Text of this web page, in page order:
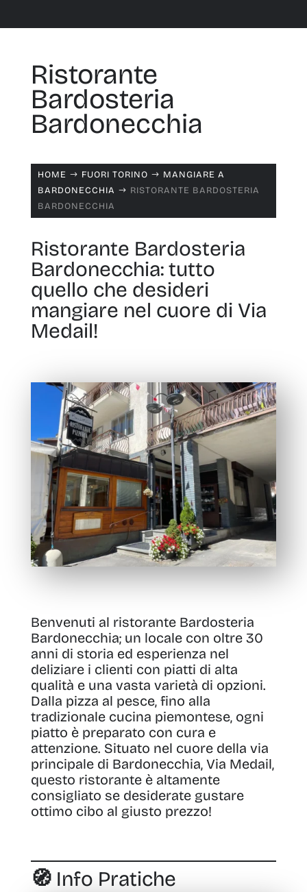
Ristorante
Bardosteria
Bardonecchia
HOME $ FUORI TORINO $ MANGIARE A
BARDONECCHIA $ RISTORANTE BARDOSTERIA
BARDONECCHIA
Ristorante Bardosteria
Bardonecchia: tutto
quello che desideri
mangiare nel cuore di Via
Medail!
Benvenuti al ristorante Bardosteria
Bardonecchia; un locale con oltre 30
anni di storia ed esperienza nel
deliziare i clienti con piatti di alta
qualità e una vasta varietà di opzioni.
Dalla pizza al pesce, fino alla
tradizionale cucina piemontese, ogni
piatto è preparato con cura e
attenzione. Situato nel cuore della via
principale di Bardonecchia, Via Medail,
questo ristorante è altamente
consigliato se desiderate gustare
ottimo cibo al giusto prezzo!
🧭 Info Pratiche